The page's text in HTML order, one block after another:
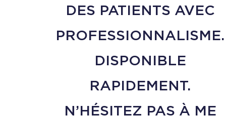
DES PATIENTS AVEC
PROFESSIONNALISME.
DISPONIBLE
RAPIDEMENT.
N’HÉSITEZ PAS À ME